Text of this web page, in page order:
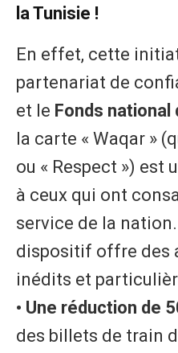
la Tunisie !
En effet, cette
partenariat de
et le Fonds national
la carte « Waqar »
ou « Respect ») est
à ceux qui ont
service de la
dispositif offre des
inédits et
• Une réduction de
des billets de train